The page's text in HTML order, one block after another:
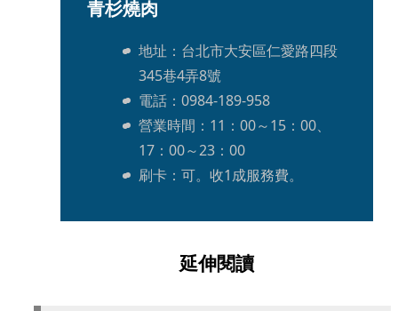
青杉燒肉
地址：台北市大安區仁愛路四段
345巷4弄8號
電話：0984-189-958
營業時間：11：00～15：00、
17：00～23：00
刷卡：可。收1成服務費。
延伸閱讀